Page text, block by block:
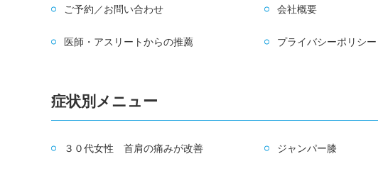
ご予約／お問い合わせ 会社概要
医師・アスリートからの推薦 プライバシーポリシー
症状別メニュー
３０代女性 首肩の痛みが改善 ジャンパー膝